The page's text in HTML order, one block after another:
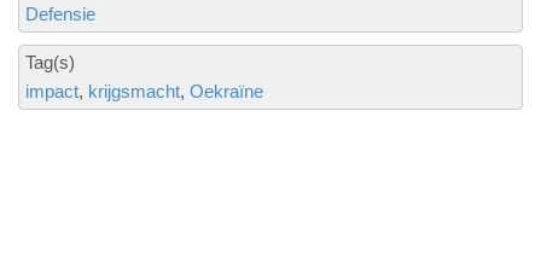
Defensie
Tag(s)
impact krijgsmacht Oekraïne